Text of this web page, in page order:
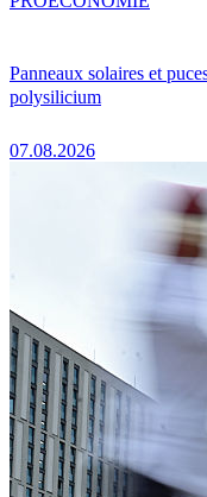
Panneaux solaires et
polysilicium
07.08.2026